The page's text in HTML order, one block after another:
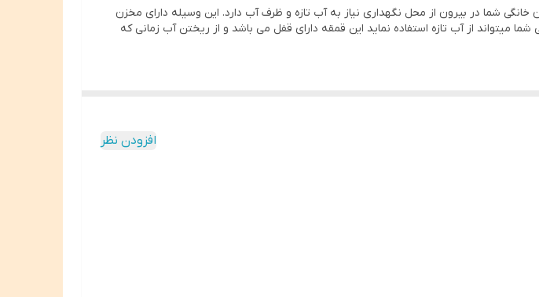
شما در بیرون از محل نگهداری نیاز به آب تازه و ظرف آب دارد. این وسیله دارای مخزن
از آب تازه استفاده نماید این قمقه دارای قفل می باشد و از ریختن آب زمانی که
افزودن نظر